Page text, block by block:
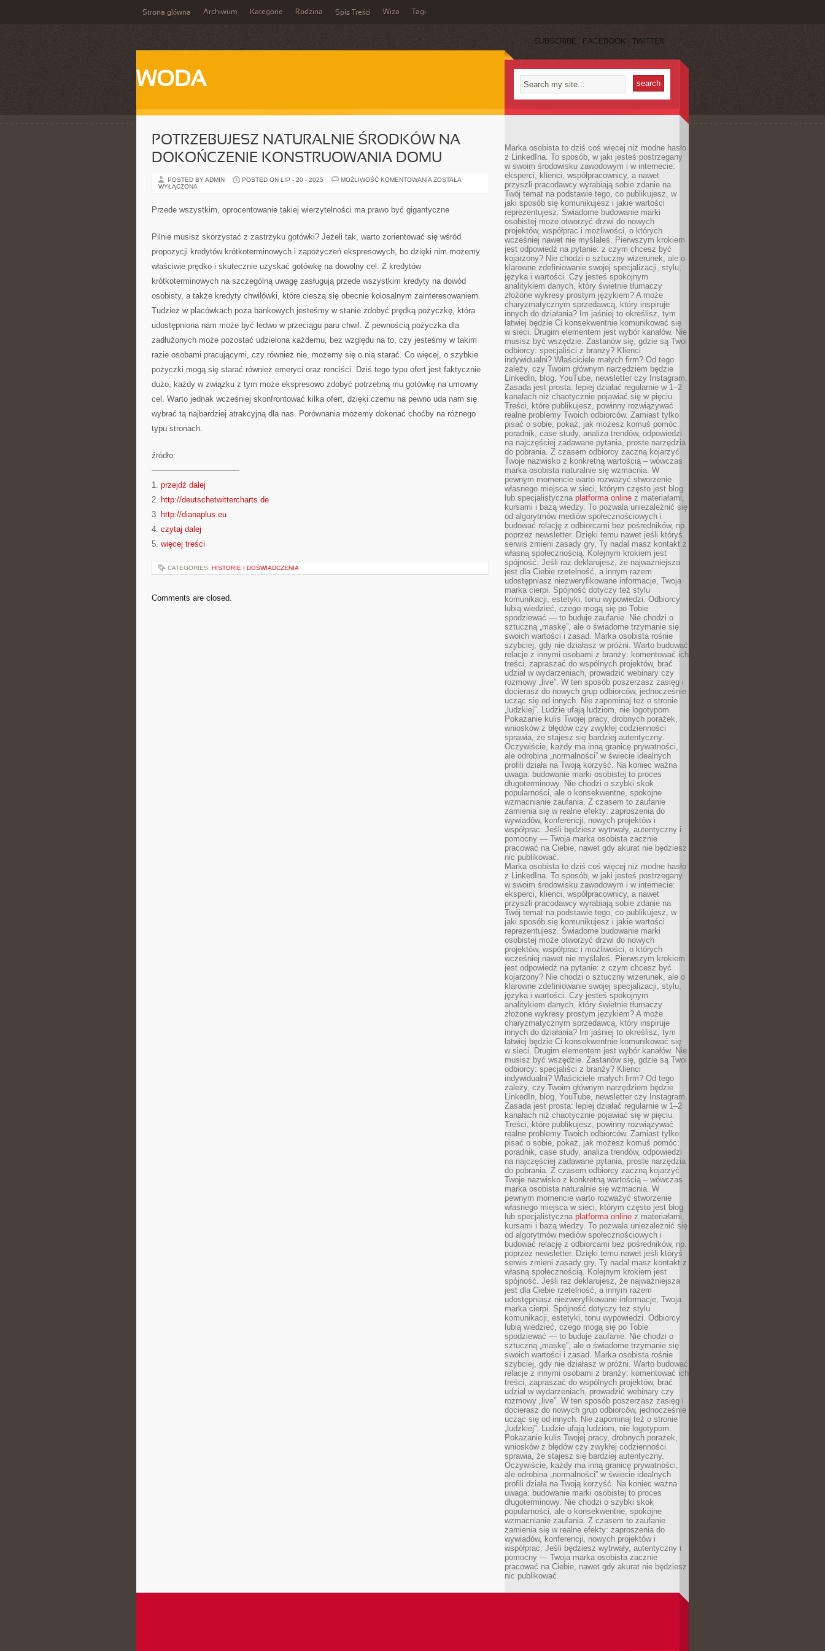
Strona główna Archiwum Kategorie Rodzina Spis Treści Wiza Tagi
SUBSCRIBE FACEBOOK TWITTER
WODA
POTRZEBUJESZ NATURALNIE ŚRODKÓW NA
DOKOŃCZENIE KONSTRUOWANIA DOMU
POSTED BY ADMIN POSTED ON LIP - 20 - 2025 MOŻLIWOŚĆ KOMENTOWANIA POTRZEBUJESZ
KONSTRUOWANIA
ZOSTAŁA
WYŁĄCZONA
Przede wszystkim, oprocentowanie takiej wierzytelności ma prawo być gigantyczne
Pilnie musisz skorzystać z zastrzyku gotówki? Jeżeli tak, warto zorientować się wśród
propozycji kredytów krótkoterminowych i zapożyczeń ekspresowych, bo dzięki nim możemy
właściwie prędko i skutecznie uzyskać gotówkę na dowolny cel. Z kredytów
krótkoterminowych na szczególną uwagę zasługują przede wszystkim kredyty na dowód
osobisty, a także kredyty chwilówki, które cieszą się obecnie kolosalnym zainteresowaniem.
Tudzież w placówkach poza bankowych jesteśmy w stanie zdobyć prędką pożyczkę, która
udostępniona nam może być ledwo w przeciągu paru chwil. Z pewnością pożyczka dla
zadłużonych może pozostać udzielona każdemu, bez względu na to, czy jesteśmy w takim
razie osobami pracującymi, czy również nie, możemy się o nią starać. Co więcej, o szybkie
pożyczki mogą się starać również emeryci oraz renciści. Dziś tego typu ofert jest faktycznie
dużo, każdy w związku z tym może ekspresowo zdobyć potrzebną mu gotówkę na umowny
cel. Warto jednak wcześniej skonfrontować kilka ofert, dzięki czemu na pewno uda nam się
wybrać tą najbardziej atrakcyjną dla nas. Porównania możemy dokonać choćby na różnego
typu stronach.
źródło:
———————————
1. przejdź dalej
2. http://deutschetwittercharts.de
3. http://dianaplus.eu
4. czytaj dalej
5. więcej treści
CATEGORIES: HISTORIE I DOŚWIADCZENIA
Comments are closed.
Marka osobista to dziś coś więcej niż modne hasło
z LinkedIna. To sposób, w jaki jesteś postrzegany
w swoim środowisku zawodowym i w internecie:
eksperci, klienci, współpracownicy, a nawet
przyszli pracodawcy wyrabiają sobie zdanie na
Twój temat na podstawie tego, co publikujesz, w
jaki sposób się komunikujesz i jakie wartości
reprezentujesz. Świadome budowanie marki
osobistej może otworzyć drzwi do nowych
projektów, współprac i możliwości, o których
wcześniej nawet nie myślałeś. Pierwszym krokiem
jest odpowiedź na pytanie: z czym chcesz być
kojarzony? Nie chodzi o sztuczny wizerunek, ale o
klarowne zdefiniowanie swojej specjalizacji, stylu,
języka i wartości. Czy jesteś spokojnym
analitykiem danych, który świetnie tłumaczy
złożone wykresy prostym językiem? A może
charyzmatycznym sprzedawcą, który inspiruje
innych do działania? Im jaśniej to określisz, tym
łatwiej będzie Ci konsekwentnie komunikować się
w sieci. Drugim elementem jest wybór kanałów. Nie
musisz być wszędzie. Zastanów się, gdzie są Twoi
odbiorcy: specjaliści z branży? Klienci
indywidualni? Właściciele małych firm? Od tego
zależy, czy Twoim głównym narzędziem będzie
LinkedIn, blog, YouTube, newsletter czy Instagram.
Zasada jest prosta: lepiej działać regularnie w 1–2
kanałach niż chaotycznie pojawiać się w pięciu.
Treści, które publikujesz, powinny rozwiązywać
realne problemy Twoich odbiorców. Zamiast tylko
pisać o sobie, pokaż, jak możesz komuś pomóc:
poradnik, case study, analiza trendów, odpowiedzi
na najczęściej zadawane pytania, proste narzędzia
do pobrania. Z czasem odbiorcy zaczną kojarzyć
Twoje nazwisko z konkretną wartością – wówczas
marka osobista naturalnie się wzmacnia. W
pewnym momencie warto rozważyć stworzenie
własnego miejsca w sieci, którym często jest blog
lub specjalistyczna platforma online z materiałami,
kursami i bazą wiedzy. To pozwala uniezależnić się
od algorytmów mediów społecznościowych i
budować relację z odbiorcami bez pośredników, np.
poprzez newsletter. Dzięki temu nawet jeśli któryś
serwis zmieni zasady gry, Ty nadal masz kontakt z
własną społecznością. Kolejnym krokiem jest
spójność. Jeśli raz deklarujesz, że najważniejsza
jest dla Ciebie rzetelność, a innym razem
udostępniasz niezweryfikowane informacje, Twoja
marka cierpi. Spójność dotyczy też stylu
komunikacji, estetyki, tonu wypowiedzi. Odbiorcy
lubią wiedzieć, czego mogą się po Tobie
spodziewać — to buduje zaufanie. Nie chodzi o
sztuczną „maskę”, ale o świadome trzymanie się
swoich wartości i zasad. Marka osobista rośnie
szybciej, gdy nie działasz w próżni. Warto budować
relacje z innymi osobami z branży: komentować ich
treści, zapraszać do wspólnych projektów, brać
udział w wydarzeniach, prowadzić webinary czy
rozmowy „live”. W ten sposób poszerzasz zasięg i
docierasz do nowych grup odbiorców, jednocześnie
ucząc się od innych. Nie zapominaj też o stronie
„ludzkiej”. Ludzie ufają ludziom, nie logotypom.
Pokazanie kulis Twojej pracy, drobnych porażek,
wniosków z błędów czy zwykłej codzienności
sprawia, że stajesz się bardziej autentyczny.
Oczywiście, każdy ma inną granicę prywatności,
ale odrobina „normalności” w świecie idealnych
profili działa na Twoją korzyść. Na koniec ważna
uwaga: budowanie marki osobistej to proces
długoterminowy. Nie chodzi o szybki skok
popularności, ale o konsekwentne, spokojne
wzmacnianie zaufania. Z czasem to zaufanie
zamienia się w realne efekty: zaproszenia do
wywiadów, konferencji, nowych projektów i
współprac. Jeśli będziesz wytrwały, autentyczny i
pomocny — Twoja marka osobista zacznie
pracować na Ciebie, nawet gdy akurat nie będziesz
nic publikować.
Marka osobista to dziś coś więcej niż modne hasło
z LinkedIna. To sposób, w jaki jesteś postrzegany
w swoim środowisku zawodowym i w internecie:
eksperci, klienci, współpracownicy, a nawet
przyszli pracodawcy wyrabiają sobie zdanie na
Twój temat na podstawie tego, co publikujesz, w
jaki sposób się komunikujesz i jakie wartości
reprezentujesz. Świadome budowanie marki
osobistej może otworzyć drzwi do nowych
projektów, współprac i możliwości, o których
wcześniej nawet nie myślałeś. Pierwszym krokiem
jest odpowiedź na pytanie: z czym chcesz być
kojarzony? Nie chodzi o sztuczny wizerunek, ale o
klarowne zdefiniowanie swojej specjalizacji, stylu,
języka i wartości. Czy jesteś spokojnym
analitykiem danych, który świetnie tłumaczy
złożone wykresy prostym językiem? A może
charyzmatycznym sprzedawcą, który inspiruje
innych do działania? Im jaśniej to określisz, tym
łatwiej będzie Ci konsekwentnie komunikować się
w sieci. Drugim elementem jest wybór kanałów. Nie
musisz być wszędzie. Zastanów się, gdzie są Twoi
odbiorcy: specjaliści z branży? Klienci
indywidualni? Właściciele małych firm? Od tego
zależy, czy Twoim głównym narzędziem będzie
LinkedIn, blog, YouTube, newsletter czy Instagram.
Zasada jest prosta: lepiej działać regularnie w 1–2
kanałach niż chaotycznie pojawiać się w pięciu.
Treści, które publikujesz, powinny rozwiązywać
realne problemy Twoich odbiorców. Zamiast tylko
pisać o sobie, pokaż, jak możesz komuś pomóc:
poradnik, case study, analiza trendów, odpowiedzi
na najczęściej zadawane pytania, proste narzędzia
do pobrania. Z czasem odbiorcy zaczną kojarzyć
Twoje nazwisko z konkretną wartością – wówczas
marka osobista naturalnie się wzmacnia. W
pewnym momencie warto rozważyć stworzenie
własnego miejsca w sieci, którym często jest blog
lub specjalistyczna platforma online z materiałami,
kursami i bazą wiedzy. To pozwala uniezależnić się
od algorytmów mediów społecznościowych i
budować relację z odbiorcami bez pośredników, np.
poprzez newsletter. Dzięki temu nawet jeśli któryś
serwis zmieni zasady gry, Ty nadal masz kontakt z
własną społecznością. Kolejnym krokiem jest
spójność. Jeśli raz deklarujesz, że najważniejsza
jest dla Ciebie rzetelność, a innym razem
udostępniasz niezweryfikowane informacje, Twoja
marka cierpi. Spójność dotyczy też stylu
komunikacji, estetyki, tonu wypowiedzi. Odbiorcy
lubią wiedzieć, czego mogą się po Tobie
spodziewać — to buduje zaufanie. Nie chodzi o
sztuczną „maskę”, ale o świadome trzymanie się
swoich wartości i zasad. Marka osobista rośnie
szybciej, gdy nie działasz w próżni. Warto budować
relacje z innymi osobami z branży: komentować ich
treści, zapraszać do wspólnych projektów, brać
udział w wydarzeniach, prowadzić webinary czy
rozmowy „live”. W ten sposób poszerzasz zasięg i
docierasz do nowych grup odbiorców, jednocześnie
ucząc się od innych. Nie zapominaj też o stronie
„ludzkiej”. Ludzie ufają ludziom, nie logotypom.
Pokazanie kulis Twojej pracy, drobnych porażek,
wniosków z błędów czy zwykłej codzienności
sprawia, że stajesz się bardziej autentyczny.
Oczywiście, każdy ma inną granicę prywatności,
ale odrobina „normalności” w świecie idealnych
profili działa na Twoją korzyść. Na koniec ważna
uwaga: budowanie marki osobistej to proces
długoterminowy. Nie chodzi o szybki skok
popularności, ale o konsekwentne, spokojne
wzmacnianie zaufania. Z czasem to zaufanie
zamienia się w realne efekty: zaproszenia do
wywiadów, konferencji, nowych projektów i
współprac. Jeśli będziesz wytrwały, autentyczny i
pomocny — Twoja marka osobista zacznie
pracować na Ciebie, nawet gdy akurat nie będziesz
nic publikować.